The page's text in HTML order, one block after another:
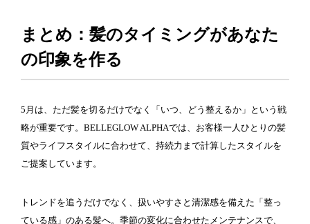
まとめ：髪のタイミングがあなた
の印象を作る
5月は、ただ髪を切るだけでなく「いつ、どう整えるか」という戦
略が重要です。BELLEGLOW ALPHAでは、お客様一人ひとりの髪
質やライフスタイルに合わせて、持続力まで計算したスタイルを
ご提案しています。
トレンドを追うだけでなく、扱いやすさと清潔感を備えた「整っ
ている感」のある髪へ。季節の変化に合わせたメンテナンスで、